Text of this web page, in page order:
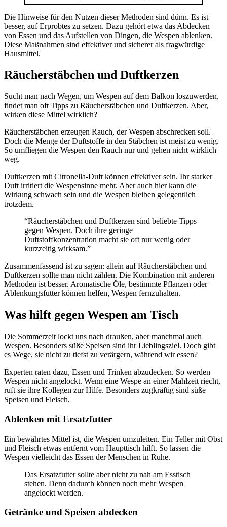
Die Hinweise für den Nutzen dieser Methoden sind dünn. Es ist
besser, auf Erprobtes zu setzen. Dazu gehört etwa das Abdecken
von Essen und das Aufstellen von Dingen, die Wespen ablenken.
Diese Maßnahmen sind effektiver und sicherer als fragwürdige
Hausmittel.
Räucherstäbchen und Duftkerzen
Sucht man nach Wegen, um Wespen auf dem Balkon loszuwerden,
findet man oft Tipps zu Räucherstäbchen und Duftkerzen. Aber,
wirken diese Mittel wirklich?
Räucherstäbchen erzeugen Rauch, der Wespen abschrecken soll.
Doch die Menge der Duftstoffe in den Stäbchen ist meist zu wenig.
So umfliegen die Wespen den Rauch nur und gehen nicht wirklich
weg.
Duftkerzen mit Citronella-Duft können effektiver sein. Ihr starker
Duft irritiert die Wespensinne mehr. Aber auch hier kann die
Wirkung schwach sein und die Wespen bleiben gelegentlich
trotzdem.
“Räucherstäbchen und Duftkerzen sind beliebte Tipps
gegen Wespen. Doch ihre geringe
Duftstoffkonzentration macht sie oft nur wenig oder
kurzzeitig wirksam.”
Zusammenfassend ist zu sagen: allein auf Räucherstäbchen und
Duftkerzen sollte man nicht zählen. Die Kombination mit anderen
Methoden ist besser. Aromatische Öle, bestimmte Pflanzen oder
Ablenkungsfutter können helfen, Wespen fernzuhalten.
Was hilft gegen Wespen am Tisch
Die Sommerzeit lockt uns nach draußen, aber manchmal auch
Wespen. Besonders süße Speisen sind ihr Lieblingsziel. Doch gibt
es Wege, sie nicht zu tiefst zu verärgern, während wir essen?
Experten raten dazu, Essen und Trinken abzudecken. So werden
Wespen nicht angelockt. Wenn eine Wespe an einer Mahlzeit riecht,
ruft sie ihre Kollegen zur Hilfe. Besonders zugkräftig sind süße
Speisen und Fleisch.
Ablenken mit Ersatzfutter
Ein bewährtes Mittel ist, die Wespen umzuleiten. Ein Teller mit Obst
und Fleisch etwas entfernt vom Haupttisch hilft. So lassen die
Wespen vielleicht das Essen der Menschen in Ruhe.
Das Ersatzfutter sollte aber nicht zu nah am Esstisch
stehen. Denn dadurch können noch mehr Wespen
angelockt werden.
Getränke und Speisen abdecken